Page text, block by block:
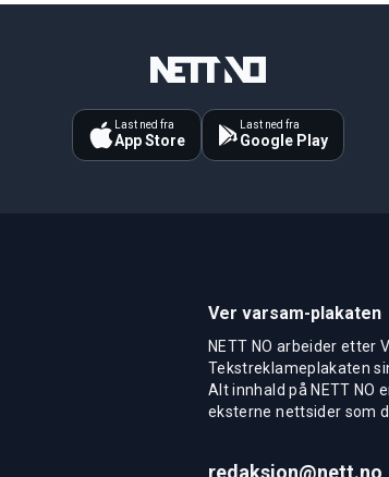
Last ned fra
App Store
Last ned fra
Google Play
Ver varsam-plakaten
NETT NO arbeider etter
Tekstreklameplakaten
Alt innhald på NETT NO
eksterne nettsider som
redaksjon@nett.no